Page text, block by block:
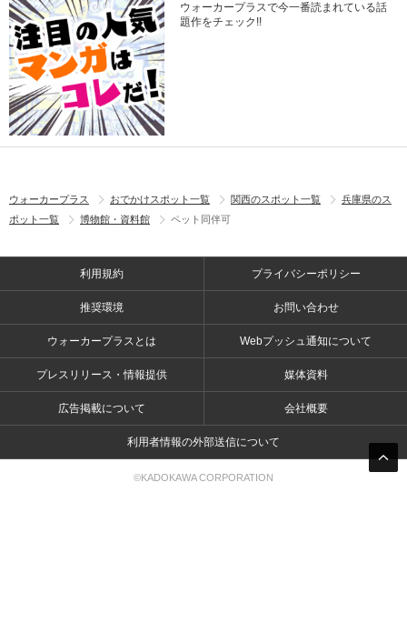
ウォーカープラスで今一番読まれている話
題作をチェック!!
ウォーカープラス おでかけスポット一覧 関西のスポット一覧
兵庫県のス
ポット一覧
博物館・資料館 ペット同伴可
利用規約 プライバシーポリシー
推奨環境 お問い合わせ
ウォーカープラスとは Webプッシュ通知について
プレスリリース・情報提供 媒体資料
広告掲載について 会社概要
利用者情報の外部送信について
©KADOKAWA CORPORATION